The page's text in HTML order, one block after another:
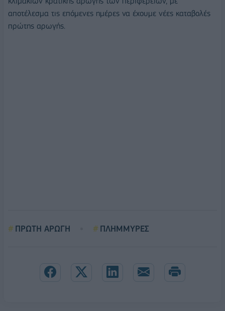
αποτέλεσμα τις επόμενες ημέρες να έχουμε νέες καταβολές
πρώτης αρωγής.
ΠΡΩΤΗ ΑΡΩΓΗ ΠΛΗΜΜΥΡΕΣ